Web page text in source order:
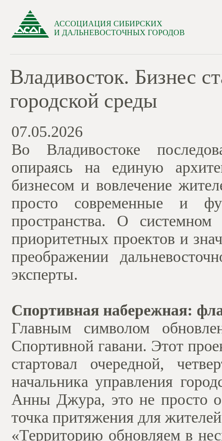
АССОЦИАЦИЯ СИБИРСКИХ
И ДАЛЬНЕВОСТОЧНЫХ ГОРОДОВ
Владивосток. Бизнес
городской среды
07.05.2026
Во Владивостоке
опираясь на единую
бизнесом и вовлечение
просто современные и
пространства. О системном
приоритетных проектов и
преображении
эксперты.
Спортивная набережная:
Главным символом
Спортивной гавани. Этот
стартовал очередной,
начальника управления
Анны Джура, это не просто
точка притяжения для
«Территорию обновляем в